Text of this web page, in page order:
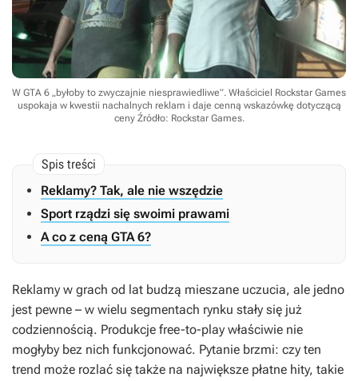
W GTA 6 „byłoby to zwyczajnie niesprawiedliwe”. Właściciel Rockstar Games
uspokaja w kwestii nachalnych reklam i daje cenną wskazówkę dotyczącą
ceny Źródło: Rockstar Games.
Reklamy? Tak, ale nie wszędzie
Sport rządzi się swoimi prawami
A co z ceną GTA 6?
Reklamy w grach od lat budzą mieszane uczucia, ale jedno
jest pewne – w wielu segmentach rynku stały się już
codziennością. Produkcje free-to-play właściwie nie
mogłyby bez nich funkcjonować. Pytanie brzmi: czy ten
trend może rozlać się także na największe płatne hity, takie